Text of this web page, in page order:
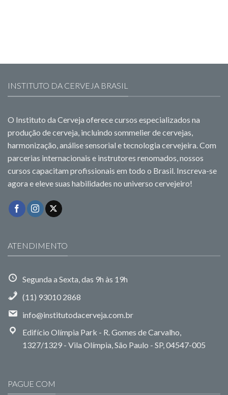
INSTITUTO DA CERVEJA BRASIL
O Instituto da Cerveja oferece cursos especializados na
produção de cerveja, incluindo sommelier de cervejas,
harmonização, análise sensorial e tecnologia cervejeira. Com
parcerias internacionais e instrutores renomados, nossos
cursos capacitam profissionais em todo o Brasil. Inscreva-se
agora e eleve suas habilidades no universo cervejeiro!
ATENDIMENTO
Segunda a Sexta, das 9h às 19h
(11) 93010 2868
info@institutodacerveja.com.br
Edifício Olímpia Park - R. Gomes de Carvalho,
1327/1329 - Vila Olímpia, São Paulo - SP, 04547-005
PAGUE COM